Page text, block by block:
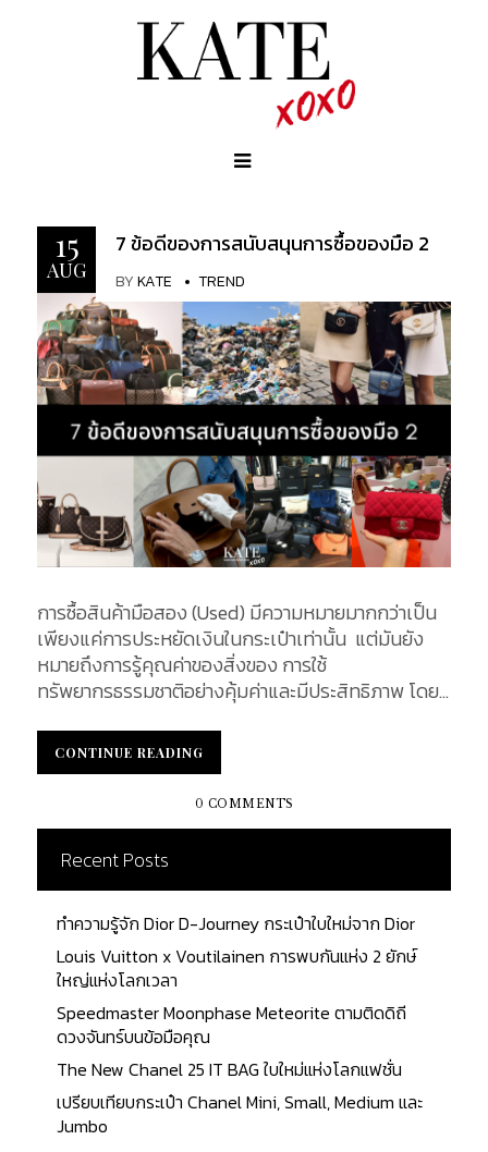
15
AUG
7 ข้อดีของการสนับสนุนการซื้อของมือ 2
BYKATE TREND
การซื้อสินค้ามือสอง (Used) มีความหมายมากกว่าเป็น
เพียงแค่การประหยัดเงินในกระเป๋าเท่านั้น แต่มันยัง
หมายถึงการรู้คุณค่าของสิ่งของ การใช้
ทรัพยากรธรรมชาติอย่างคุ้มค่าและมีประสิทธิภาพ โดย
เปลี่ยนแปลง รวมถึงพฤติกรรมการบริโภคสินค้ามือ
สองในปัจจุบันเพิ่มขึ้นอย่างชัดเจน ในบทความนี้ เราจึง
จะนำเสนอถึง 7 ข้อดีของการสนับสนุนการซื้อของมือ 2
ซึ่งจะทำให้คุณเห็นถึงความสำคัญของมันมากยิ่งขึ้น 7
ข้อดีของการสนับสนุนการซื้อของมือ 2 1. คุ้มค่า คุ้มราคา
ในเรื่องของความคุ้มค่า คุ้มราคา ของสินค้ามือสองนั้น
คือ คุณสามารถซื้อสินค้าในสภาพที่ดี หรือมีคุณภาพดี
เยี่ยมได้ในราคาที่ต่ำกว่าการเลือกซื้อสินค้าใหม่ (Brand
New) และไม่ว่าจะเป็นสินค้าในประเภทเสื้อผ้า รองเท้า
กระเป๋า ก็จะทำให้คุณจ่ายน้อยลง โดยเฉพาะกับของแบ
รนด์เนม สินค้าประเภทนี้คุณภาพก็จะอยู่ในระดับพรีเมี่
ยม ซึ่งเป็นการหลีกเลี่ยงผลิตภัณฑ์ที่ทำจากวัสดุ
คุณภาพต่ำ แต่ต้องจ่ายในราคาสูง 2. ช่วยรักษาสิ่ง
แวดล้อม เพราะในการซื้อสินค้ามือสอง เป็นการใช้สินค้า
อย่างคุ้มค่า ประหยัดทุนทรัพย์ และทรัพยากรที่ต้องใช้ใน
กระบวนการผลิต เช่น พลังงาน แรงงาน รวมไปถึง
CONTINUE READING
CONTINUE READING
0 COMMENTS
Recent Posts
ทำความรู้จัก Dior D-Journey กระเป๋าใบใหม่จาก Dior
Louis Vuitton x Voutilainen การพบกันแห่ง 2 ยักษ์
ใหญ่แห่งโลกเวลา
Speedmaster Moonphase Meteorite ตามติดดิถี
ดวงจันทร์บนข้อมือคุณ
The New Chanel 25 IT BAG ใบใหม่แห่งโลกแฟชั่น
เปรียบเทียบกระเป๋า Chanel Mini, Small, Medium และ
Jumbo